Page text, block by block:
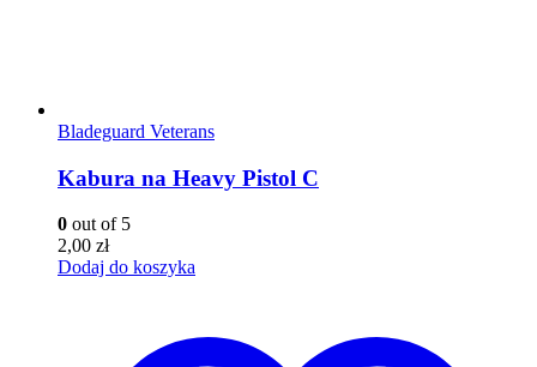
Bladeguard Veterans
Kabura na Heavy Pistol C
0 out of 5
2,00 zł
Dodaj do koszyka